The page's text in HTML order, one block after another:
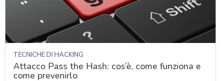
TECNICHE DI HACKING
Attacco Pass the Hash: cos’è, come funziona e
come prevenirlo